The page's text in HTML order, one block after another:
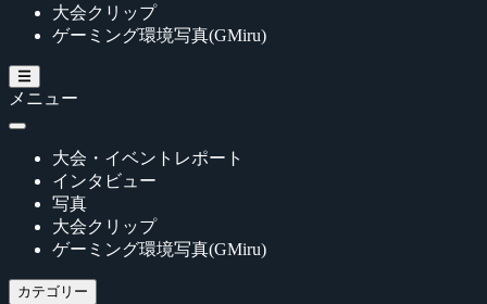
大会クリップ
ゲーミング環境写真(GMiru)
メニュー
大会・イベントレポート
インタビュー
写真
大会クリップ
ゲーミング環境写真(GMiru)
カテゴリー